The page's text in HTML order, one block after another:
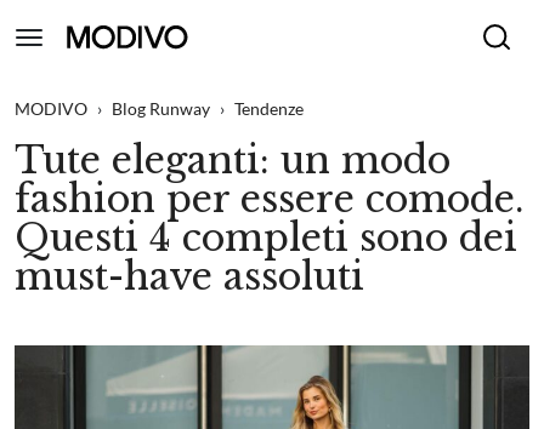
MODIVO › Blog Runway › Tendenze
Tute eleganti: un modo
fashion per essere comode.
Questi 4 completi sono dei
must-have assoluti